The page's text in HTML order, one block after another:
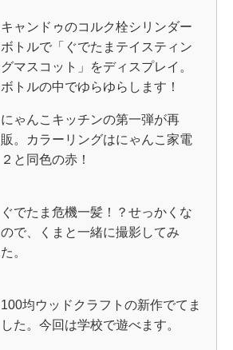
キャンドゥのコルク栓シリンダー
ボトルで「ぐでたまテイスティン
グマスコット」をディスプレイ。
ボトルの中でゆらゆらします！
にゃんこキッチンの第一弾が再
販。カラーリングはにゃんこ家電
２と同色の赤！
ぐでたま危機一髪！？せっかくな
ので、くまと一緒に撮影してみ
た。
100均ウッドクラフトの新作でてま
した。今回は学校で遊べます。